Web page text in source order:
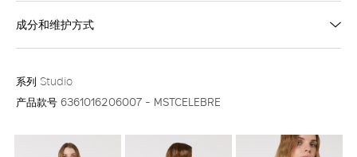
成分和维护方式
系列 Studio
产品款号 6361016206007 - MSTCELEBRE